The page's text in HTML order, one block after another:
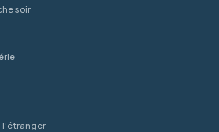
soir
l’étranger